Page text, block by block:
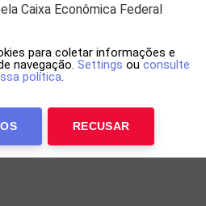
Caixa Econômica Federal
para coletar informações e
navegação. Settings ou consulte
política.
RECUSAR